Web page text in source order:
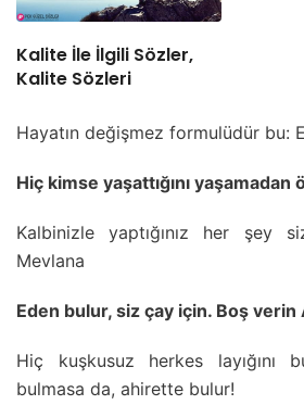
Kalite İle İlgili Sözler,
Kalite Sözleri
Hayatın değişmez formulüdür bu:
Hiç kimse yaşattığını yaşamadan
Kalbinizle yaptığınız her şey
Mevlana
Eden bulur, siz çay için. Boş verin
Hiç kuşkusuz herkes layığını
bulmasa da, ahirette bulur!